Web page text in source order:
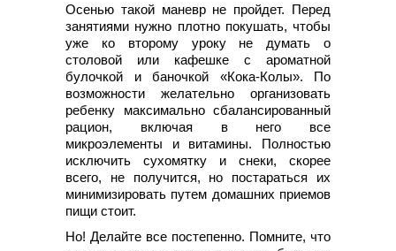
Осенью такой маневр не пройдет. Перед
занятиями нужно плотно покушать, чтобы
уже ко второму уроку не думать о
столовой или кафешке с ароматной
булочкой и баночкой «Кока-Колы». По
возможности желательно организовать
ребенку максимально сбалансированный
рацион, включая в него все
микроэлементы и витамины. Полностью
исключить сухомятку и снеки, скорее
всего, не получится, но постараться их
минимизировать путем домашних приемов
пищи стоит.
Но! Делайте все постепенно. Помните, что